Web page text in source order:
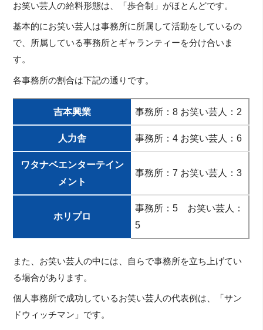
お笑い芸人の給料形態は、「歩合制」がほとんどです。
基本的にお笑い芸人は事務所に所属して活動をしているの
で、所属している事務所とギャランティーを分け合いま
す。
各事務所の割合は下記の通りです。
吉本興業 事務所：8 お笑い芸人：2
人力舎 事務所：4 お笑い芸人：6
ワタナベエンターテイン
メント
事務所：7 お笑い芸人：3
ホリプロ
事務所：5 お笑い芸人：
5
また、お笑い芸人の中には、自らで事務所を立ち上げてい
る場合があります。
個人事務所で成功しているお笑い芸人の代表例は、「サン
ドウィッチマン」です。